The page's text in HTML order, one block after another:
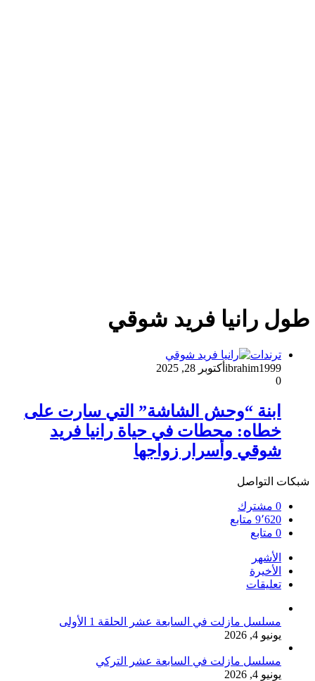
طول رانيا فريد شوقي
ترندات
ibrahim1999 أكتوبر 28, 2025
0
ابنة “وحش الشاشة” التي سارت على
خطاه: محطات في حياة رانيا فريد
شوقي وأسرار زواجها
شبكات التواصل
0 مشترك
9٬620 متابع
0 متابع
الأشهر
الأخيرة
تعليقات
مسلسل مازلت في السابعة عشر الحلقة 1 الأولى
يونيو 4, 2026
مسلسل مازلت في السابعة عشر التركي
يونيو 4, 2026